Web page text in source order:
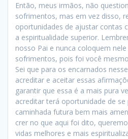
Então, meus irmãos, não
sofrimentos, mas em vez disso,
oportunidades de ajustar contas
a espiritualidade superior.
nosso Pai e nunca coloquem
sofrimentos, pois foi você
Sei que para os encarnados
acreditar e aceitar essas
garantir que essa é a mais pura
acreditar terá oportunidade de se
caminhada futura bem mais
crer no que aqui foi dito,
vidas melhores e mais